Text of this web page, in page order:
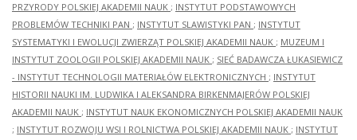
PRZYRODY POLSKIEJ AKADEMII NAUK ; INSTYTUT PODSTAWOWYCH
PROBLEMÓW TECHNIKI PAN ; INSTYTUT SLAWISTYKI PAN ; INSTYTUT
SYSTEMATYKI I EWOLUCJI ZWIERZĄT POLSKIEJ AKADEMII NAUK ; MUZEUM I
INSTYTUT ZOOLOGII POLSKIEJ AKADEMII NAUK ; SIEĆ BADAWCZA ŁUKASIEWICZ
- INSTYTUT TECHNOLOGII MATERIAŁÓW ELEKTRONICZNYCH ; INSTYTUT
HISTORII NAUKI IM. LUDWIKA I ALEKSANDRA BIRKENMAJERÓW POLSKIEJ
AKADEMII NAUK ; INSTYTUT NAUK EKONOMICZNYCH POLSKIEJ AKADEMII NAUK
; INSTYTUT ROZWOJU WSI I ROLNICTWA POLSKIEJ AKADEMII NAUK ; INSTYTUT